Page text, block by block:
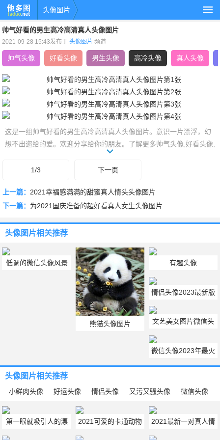
头像图片
帅气好看的男生高冷高清真人头像图片
2021-09-28 15:43发布于头像图片 频道
帅气头像 好看头像 男生头像 高冷头像 真人头像
这是一组帅气好看的男生高冷高清真人头像图片。意识一片漂浮，幻
想不出迩给的爱。欢迎分享给你的朋友。了解更多帅气头像,好看头像,
男生头像,高冷头像,真人头像,高清头像相关的头像图片，就上他多图头
像图片栏目。
1/3 下一页
上一篇： 2021幸福感满满的甜蜜真人情头头像图片
下一篇： 为2021国庆准备的超好看真人女生头像图片
头像图片相关推荐
低调的微信头像风景
熊猫头像图片
有趣头像
情侣头像2023最新版
配对 情侣头像2023最
新款图片
文艺美女图片微信头
像 微信头像女生真实
可爱图片
微信头像2023年最火
的头像 微信头像2023
头像图片相关推荐
小鲜肉头像 好运头像 情侣头像 又污又骚头像 微信头像
第一眼就吸引人的漂
亮女生高清头像图片
2021可爱的卡通动物
举双手power表情包
2021最新一对真人情
侣合照头像图片大全